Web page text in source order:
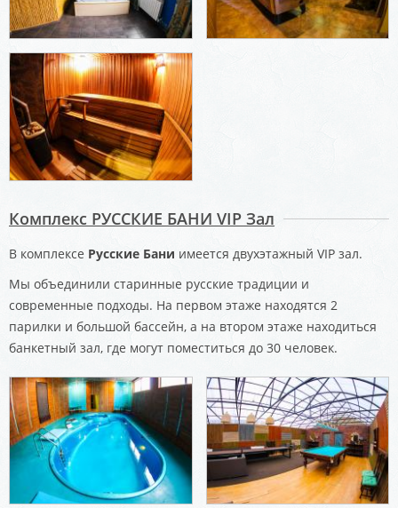
Комплекс РУССКИЕ БАНИ VIP Зал
В комплексе Русские Бани имеется двухэтажный VIP зал.
Мы объединили старинные русские традиции и
современные подходы. На первом этаже находятся 2
парилки и большой бассейн, а на втором этаже находиться
банкетный зал, где могут поместиться до 30 человек.